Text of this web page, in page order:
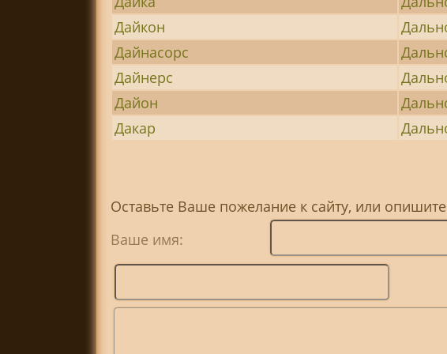
Дайкон
Дайнасорс
Дайнерс
Дайон
Дакар
Оставьте Ваше пожелание к сайту, или
Ваше имя: